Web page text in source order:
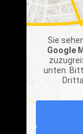
Sie
Google
unten.